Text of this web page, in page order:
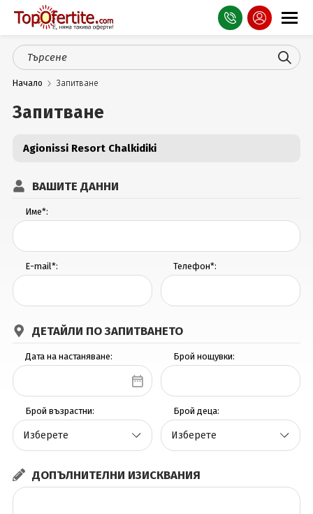
Оферти
СПА
Планина
Море
Чужбина
Празници
Гърция
Услуги
Начало Запитване
Запитване
Agionissi Resort Chalkidiki
ВАШИТЕ ДАННИ
Име*:
E-mail*: Телефон*:
ДЕТАЙЛИ ПО ЗАПИТВАНЕТО
Дата на настаняване: Брой нощувки:
Брой възрастни: Брой деца:
ДОПЪЛНИТЕЛНИ ИЗИСКВАНИЯ